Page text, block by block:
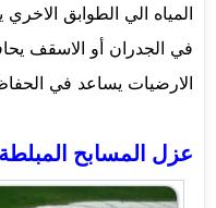
المياه الي الطوابق
في الجدران أو الاسقف
الارضيات يساعد في
عزل المسابح المبلطة